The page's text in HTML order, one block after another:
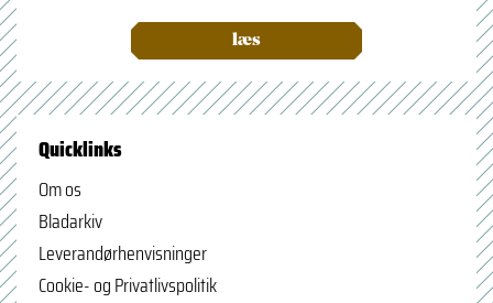
læs
Quicklinks
Om os
Bladarkiv
Leverandørhenvisninger
Cookie- og Privatlivspolitik